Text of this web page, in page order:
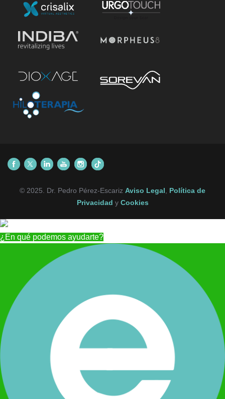
© 2025. Dr. Pedro Pérez-Escariz Aviso Legal
Política de
Privacidad y Cookies
¿En qué podemos ayudarte?